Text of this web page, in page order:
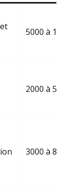
5000 à
2000 à
3000 à